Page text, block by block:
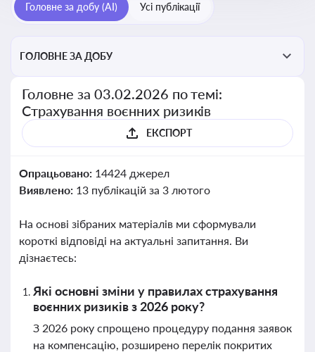
Головне за добу (AI) Усі публікації
ГОЛОВНЕ ЗА ДОБУ
Головне за 03.02.2026 по темі:
Страхування воєнних ризиків
ЕКСПОРТ
Опрацьовано: 14424 джерел
Виявлено: 13 публікацій за 3 лютого
На основі зібраних матеріалів ми сформували
короткі відповіді на актуальні запитання. Ви
дізнаєтесь:
Які основні зміни у правилах страхування
воєнних ризиків з 2026 року?
З 2026 року спрощено процедуру подання заявок
на компенсацію, розширено перелік покритих